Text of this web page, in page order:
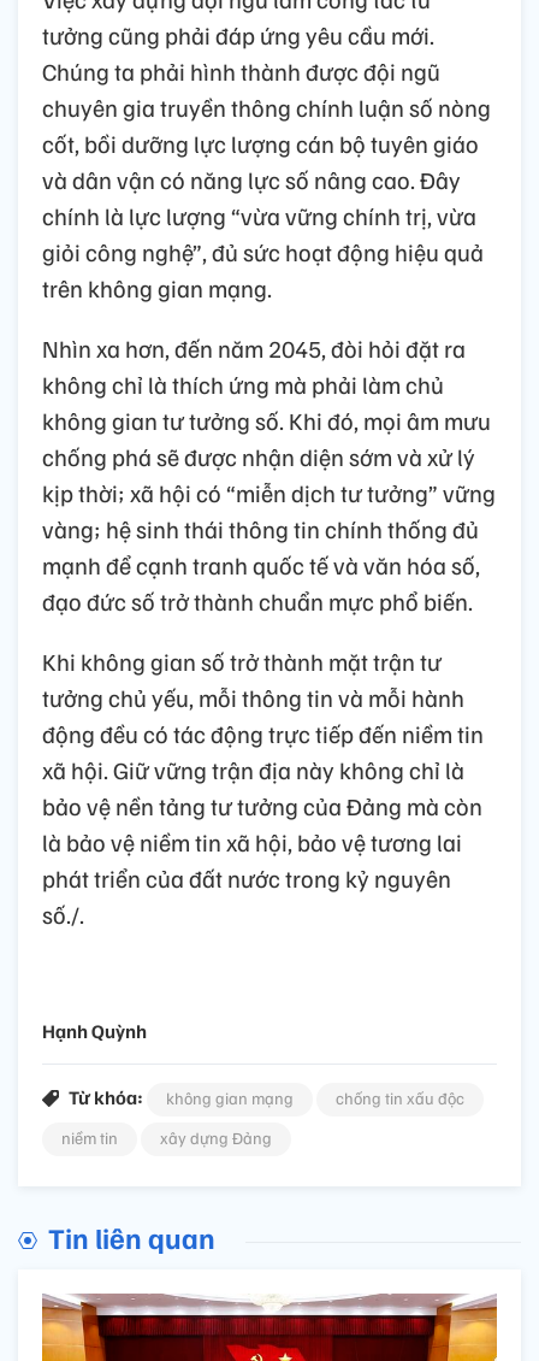
tưởng cũng phải đáp ứng yêu cầu mới.
Chúng ta phải hình thành được đội ngũ
chuyên gia truyền thông chính luận số nòng
cốt, bồi dưỡng lực lượng cán bộ tuyên giáo
và dân vận có năng lực số nâng cao. Đây
chính là lực lượng “vừa vững chính trị, vừa
giỏi công nghệ”, đủ sức hoạt động hiệu quả
trên không gian mạng.
Nhìn xa hơn, đến năm 2045, đòi hỏi đặt ra
không chỉ là thích ứng mà phải làm chủ
không gian tư tưởng số. Khi đó, mọi âm mưu
chống phá sẽ được nhận diện sớm và xử lý
kịp thời; xã hội có “miễn dịch tư tưởng” vững
vàng; hệ sinh thái thông tin chính thống đủ
mạnh để cạnh tranh quốc tế và văn hóa số,
đạo đức số trở thành chuẩn mực phổ biến.
Khi không gian số trở thành mặt trận tư
tưởng chủ yếu, mỗi thông tin và mỗi hành
động đều có tác động trực tiếp đến niềm tin
xã hội. Giữ vững trận địa này không chỉ là
bảo vệ nền tảng tư tưởng của Đảng mà còn
là bảo vệ niềm tin xã hội, bảo vệ tương lai
phát triển của đất nước trong kỷ nguyên
số./.
Hạnh Quỳnh
Từ khóa: không gian mạng
chống tin xấu độc
niềm tin
xây dựng Đảng
Tin liên quan